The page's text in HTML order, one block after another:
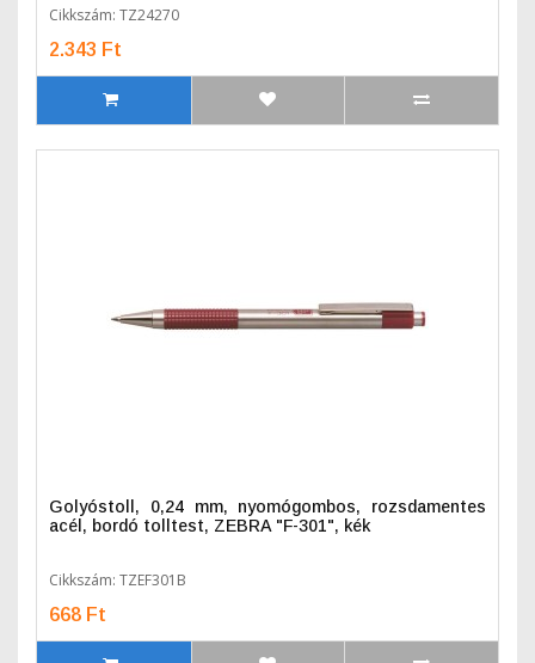
Cikkszám: TZ24270
2.343 Ft
Golyóstoll, 0,24 mm, nyomógombos, rozsdamentes
acél, bordó tolltest, ZEBRA "F-301", kék
Cikkszám: TZEF301B
668 Ft